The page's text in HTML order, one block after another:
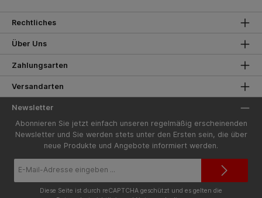
Rechtliches
Über Uns
Zahlungsarten
Versandarten
Newsletter
Abonnieren Sie jetzt einfach unseren regelmäßig erscheinenden
Newsletter und Sie werden stets unter den Ersten sein, die über
neue Produkte und Angebote informiert werden.
Mail-
Diese Seite ist durch reCAPTCHA geschützt und es gelten die